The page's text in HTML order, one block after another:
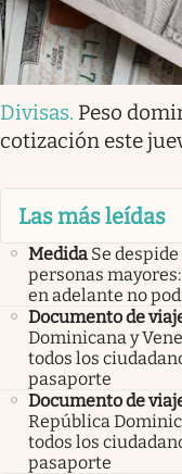
Divisas. Peso
cotización este
Las más leídas
Medida Se
personas
en adelante no
Documento de
Dominicana y
todos los
pasaporte
Documento de
República
todos los
pasaporte